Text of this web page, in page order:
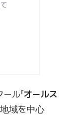
ル「オールス
域を中心